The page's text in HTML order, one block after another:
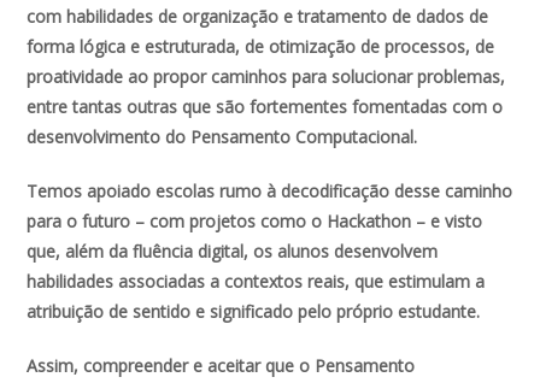
com habilidades de organização e tratamento de dados de
forma lógica e estruturada, de otimização de processos, de
proatividade ao propor caminhos para solucionar problemas,
entre tantas outras que são fortementes fomentadas com o
desenvolvimento do Pensamento Computacional.
Temos apoiado escolas rumo à decodificação desse caminho
para o futuro – com projetos como o Hackathon – e visto
que, além da fluência digital, os alunos desenvolvem
habilidades associadas a contextos reais, que estimulam a
atribuição de sentido e significado pelo próprio estudante.
Assim, compreender e aceitar que o Pensamento